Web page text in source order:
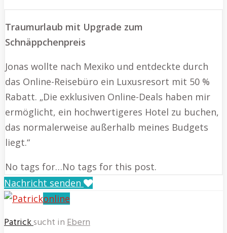
Traumurlaub mit Upgrade zum
Schnäppchenpreis
Jonas wollte nach Mexiko und entdeckte durch
das Online-Reisebüro ein Luxusresort mit 50 %
Rabatt. „Die exklusiven Online-Deals haben mir
ermöglicht, ein hochwertigeres Hotel zu buchen,
das normalerweise außerhalb meines Budgets
liegt.“
No tags for…No tags for this post.
Nachricht senden
online
Patricksucht inEbern